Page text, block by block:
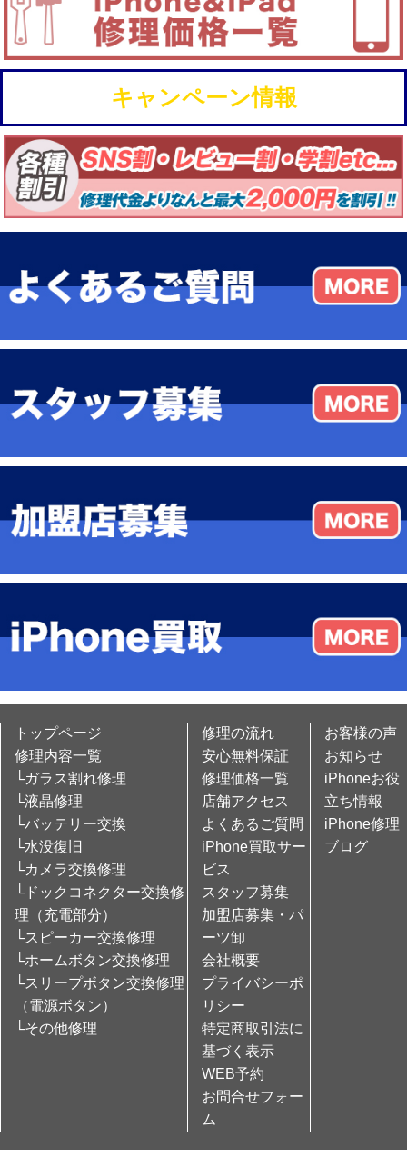
キャンペーン情報
トップページ
修理内容一覧
└ガラス割れ修理
└液晶修理
└バッテリー交換
└水没復旧
└カメラ交換修理
└ドックコネクター交換修
理（充電部分）
└スピーカー交換修理
└ホームボタン交換修理
└スリープボタン交換修理
（電源ボタン）
└その他修理
修理の流れ
安心無料保証
修理価格一覧
店舗アクセス
よくあるご質問
iPhone買取サー
ビス
スタッフ募集
加盟店募集・パ
ーツ卸
会社概要
プライバシーポ
リシー
特定商取引法に
基づく表示
WEB予約
お問合せフォー
ム
お客様の声
お知らせ
iPhoneお役
立ち情報
iPhone修理
ブログ